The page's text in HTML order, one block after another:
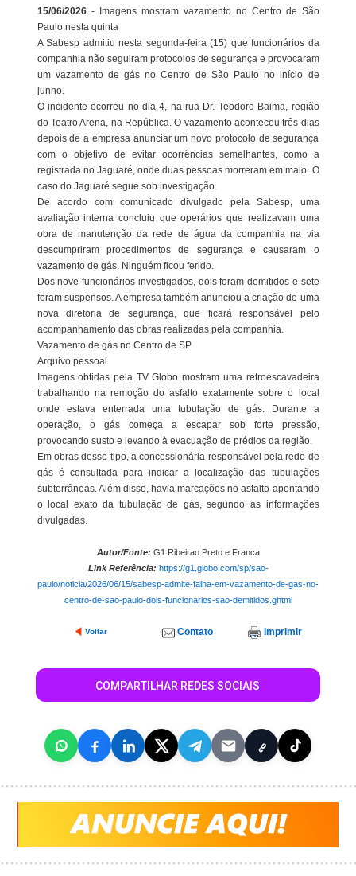
15/06/2026 - Imagens mostram vazamento no Centro de São
Paulo nesta quinta
A Sabesp admitiu nesta segunda-feira (15) que funcionários da
companhia não seguiram protocolos de segurança e provocaram
um vazamento de gás no Centro de São Paulo no início de
junho.
O incidente ocorreu no dia 4, na rua Dr. Teodoro Baima, região
do Teatro Arena, na República. O vazamento aconteceu três dias
depois de a empresa anunciar um novo protocolo de segurança
com o objetivo de evitar ocorrências semelhantes, como a
registrada no Jaguaré, onde duas pessoas morreram em maio. O
caso do Jaguaré segue sob investigação.
De acordo com comunicado divulgado pela Sabesp, uma
avaliação interna concluiu que operários que realizavam uma
obra de manutenção da rede de água da companhia na via
descumpriram procedimentos de segurança e causaram o
vazamento de gás. Ninguém ficou ferido.
Dos nove funcionários investigados, dois foram demitidos e sete
foram suspensos. A empresa também anunciou a criação de uma
nova diretoria de segurança, que ficará responsável pelo
acompanhamento das obras realizadas pela companhia.
Vazamento de gás no Centro de SP
Arquivo pessoal
Imagens obtidas pela TV Globo mostram uma retroescavadeira
trabalhando na remoção do asfalto exatamente sobre o local
onde estava enterrada uma tubulação de gás. Durante a
operação, o gás começa a escapar sob forte pressão,
provocando susto e levando à evacuação de prédios da região.
Em obras desse tipo, a concessionária responsável pela rede de
gás é consultada para indicar a localização das tubulações
subterrâneas. Além disso, havia marcações no asfalto apontando
o local exato da tubulação de gás, segundo as informações
divulgadas.
Autor/Fonte: G1 Ribeirao Preto e Franca
Link Referência: https://g1.globo.com/sp/sao-
paulo/noticia/2026/06/15/sabesp-admite-falha-em-vazamento-de-gas-no-
centro-de-sao-paulo-dois-funcionarios-sao-demitidos.ghtml
Voltar Contato Imprimir
COMPARTILHAR REDES SOCIAIS